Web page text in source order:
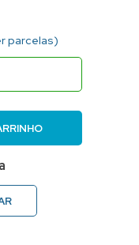
parcelas)